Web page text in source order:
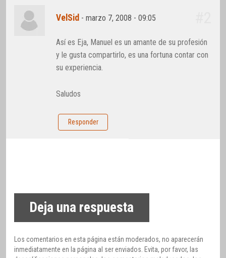
VelSid -marzo 7, 2008 - 09:05
Así es Eja, Manuel es un amante de su profesión
y le gusta compartirlo, es una fortuna contar con
su experiencia.
Saludos
Responder
Deja una respuesta
Los comentarios en esta página están moderados, no aparecerán
inmediatamente en la página al ser enviados. Evita, por favor, las